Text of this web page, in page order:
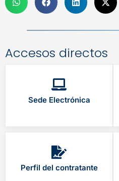
Accesos directos
Sede Electrónica
Perfil del contratante